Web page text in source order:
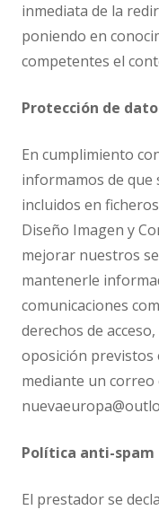
inmediata de la
poniendo en
competentes el
Protección de
En cumplimiento
informamos de que
incluidos en
Diseño Imagen y
mejorar nuestros
mantenerle
comunicaciones
derechos de
oposición previstos
mediante un correo
Política anti-spam
El prestador se